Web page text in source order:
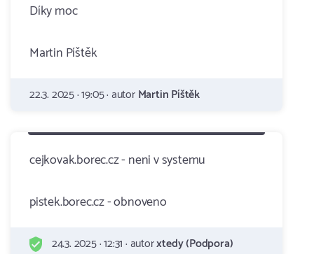
Díky moc
Martin Píštěk
22.3. 2025 · 19:05 · autorMartin Píštěk
cejkovak.borec.cz - neni v systemu
pistek.borec.cz - obnoveno
24.3. 2025 · 12:31 · autorxtedy (Podpora)